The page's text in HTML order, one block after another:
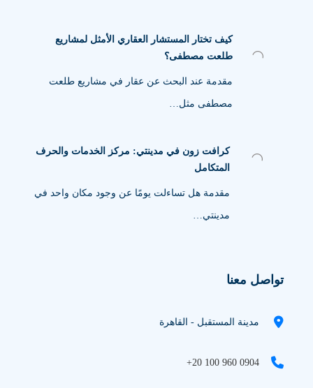
كيف تختار المستشار العقاري الأمثل لمشاريع
طلعت مصطفى؟
مقدمة عند البحث عن عقار في مشاريع طلعت
مصطفى مثل…
كرافت زون في مدينتي: مركز الخدمات والحرف
المتكامل
مقدمة هل تساءلت يومًا عن وجود مكان واحد في
مدينتي…
تواصل معنا
مدينة المستقبل - القاهرة
+20 100 960 0904